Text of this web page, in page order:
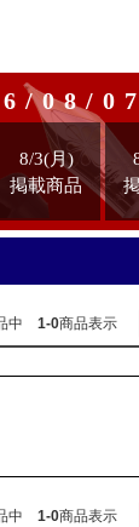
中 1-0商品表示
中 1-0商品表示